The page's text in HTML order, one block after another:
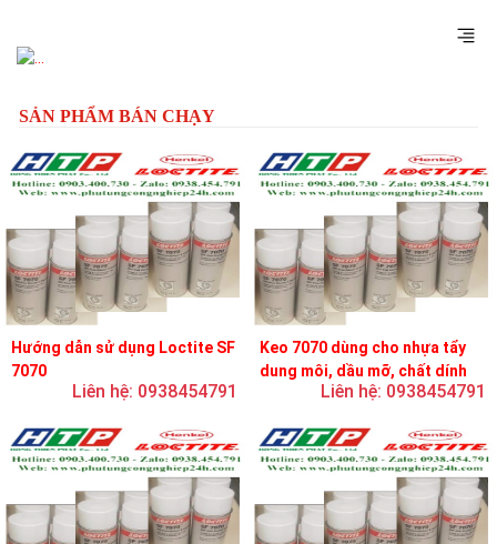
SẢN PHẨM BÁN CHẠY
Hướng dẫn sử dụng Loctite SF
7070
Liên hệ: 0938454791
Keo 7070 dùng cho nhựa tẩy
dung môi, dầu mỡ, chất dính
và chất bôi trơnLiên hệ: 0938454791